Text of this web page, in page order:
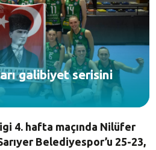
galibiyet serisini
4. hafta maçında Nilüfer
Belediyespor’u 25-23,